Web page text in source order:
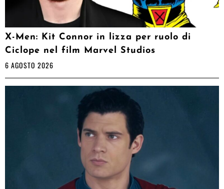
X-Men: Kit Connor in lizza per ruolo di
Ciclope nel film Marvel Studios
6 AGOSTO 2026